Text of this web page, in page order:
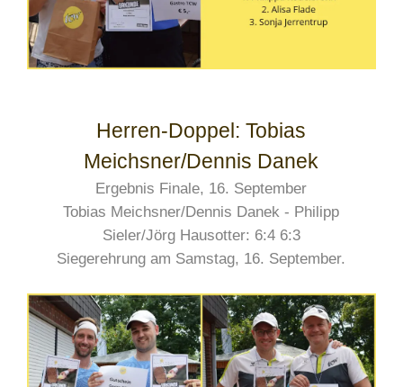
Herren-Doppel: Tobias
Meichsner/Dennis Danek
Ergebnis Finale, 16. September
Tobias Meichsner/Dennis Danek - Philipp
Sieler/Jörg Hausotter: 6:4 6:3
Siegerehrung am Samstag, 16. September.